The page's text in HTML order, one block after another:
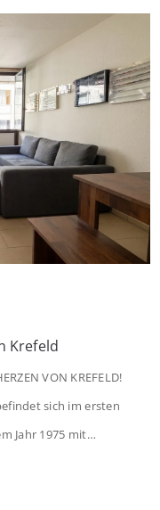
für eine […]
Krefeld
VON KREFELD!
sich im ersten
Jahr 1975 mit